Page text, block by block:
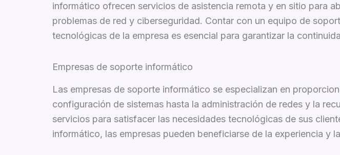
informático ofrecen servicios de asistencia remota y en sitio para
problemas de red y ciberseguridad. Contar con un equipo de
tecnológicas de la empresa es esencial para garantizar la
Empresas de soporte informático
Las empresas de soporte informático se especializan en
configuración de sistemas hasta la administración de redes y la
servicios para satisfacer las necesidades tecnológicas de sus
informático, las empresas pueden beneficiarse de la experiencia